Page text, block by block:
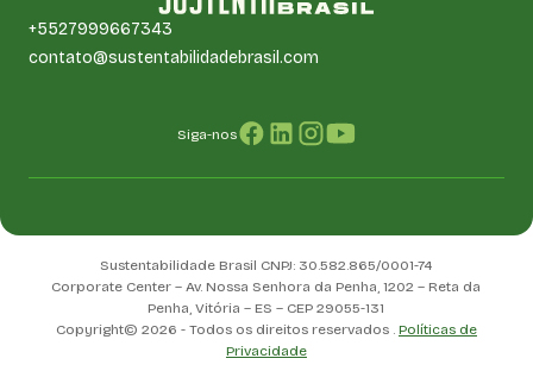
+5527999667343
contato@sustentabilidadebrasil.com
Siga-nos
Sustentabilidade Brasil CNPJ: 30.582.865/0001-74
Corporate Center – Av. Nossa Senhora da Penha, 1202 – Reta da
Penha, Vitória – ES – CEP 29055-131
Copyright© 2026 - Todos os direitos reservados . Políticas de
Privacidade